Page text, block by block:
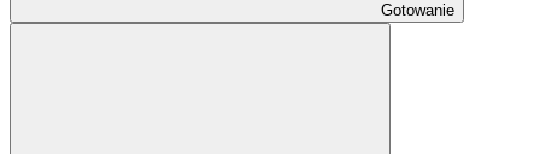
Gotowanie